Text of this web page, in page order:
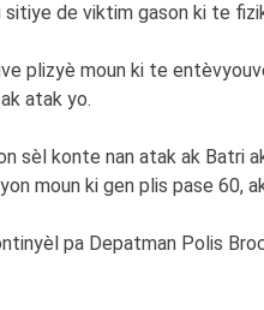
de viktim gason ki te
plizyè moun ki te
atak yo.
sèl konte nan atak ak Batri
moun ki gen plis pase 60,
pa Depatman Polis